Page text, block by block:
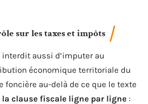
sur les taxes et impôts
interdit aussi d’imputer au
économique territoriale du
foncière au-delà de ce que le texte
la clause fiscale ligne par ligne :